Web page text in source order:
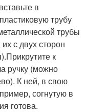
в
трубу
трубы
с двух сторон
к
ручку (можно
К ней, в свою
согнутую в
готова.